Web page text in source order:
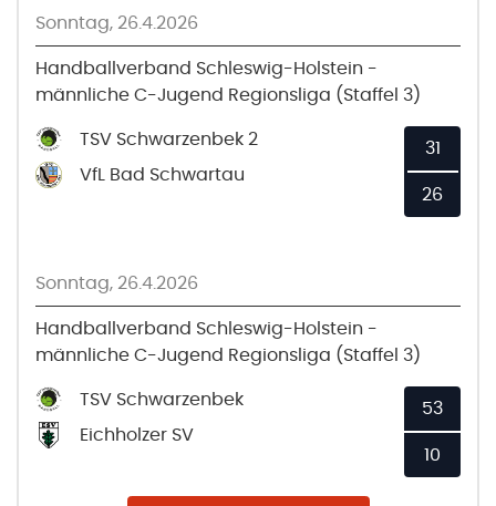
Sonntag, 26.4.2026
Handballverband Schleswig-Holstein -
männliche C-Jugend Regionsliga (Staffel 3)
TSV Schwarzenbek 2
VfL Bad Schwartau
31
26
Sonntag, 26.4.2026
Handballverband Schleswig-Holstein -
männliche C-Jugend Regionsliga (Staffel 3)
TSV Schwarzenbek
Eichholzer SV
53
10